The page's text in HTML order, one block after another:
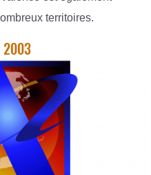
territoires.
2003